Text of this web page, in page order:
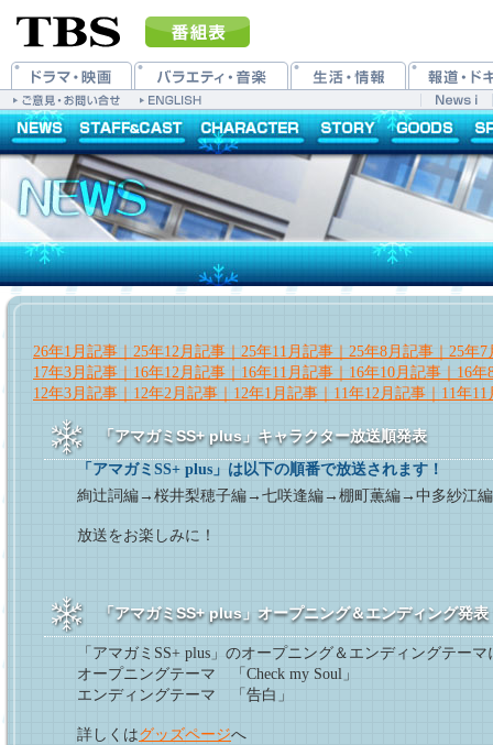
26年1月記事｜ 25年12月記事｜ 25年11月記事｜ 25年8月記事｜ 25年
17年3月記事｜ 16年12月記事｜ 16年11月記事｜ 16年10月記事｜ 16年
12年3月記事｜ 12年2月記事｜ 12年1月記事｜ 11年12月記事｜ 11年
「アマガミSS+ plus」キャラクター放送順発表
「アマガミSS+ plus」は以下の順番で放送されます！
絢辻詞編→桜井梨穂子編→七咲逢編→棚町薫編→中多紗江
放送をお楽しみに！
「アマガミSS+ plus」オープニング＆エンディング発表
「アマガミSS+ plus」のオープニング＆エンディングテーマ
オープニングテーマ 「Check my Soul」
エンディングテーマ 「告白」
詳しくはグッズページへ